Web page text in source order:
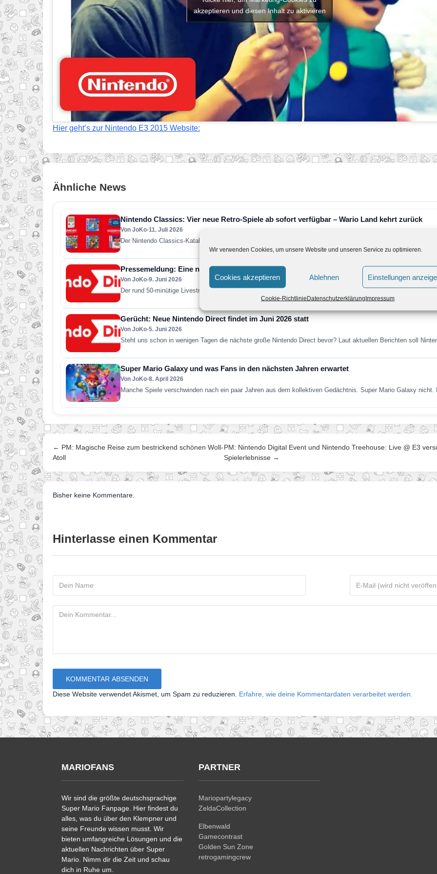
Wir verwenden Cookies, um unsere Website und unseren Service zu optimieren.
Cookies akzeptieren Ablehnen Einstellungen
Cookie-RichtlinieDatenschutzerklärungImpressum
akzeptieren und diesen Inhalt zu aktivieren
Hier geht’s zur Nintendo E3 2015 Website:
Ähnliche News
Nintendo Classics: Vier neue Retro-Spiele ab sofort verfügbar – Wario Land kehrt zurück
Von JoKo•11. Juli 2026
Der Nintendo Classics-Katalog wurde um vier weitere Retro-Klassiker erweitert. Neu verfügbar sind die
Pressemeldung: Eine neue Nintendo Direct erscheint am Dienstag, den 9. Juni
Von JoKo•9. Juni 2026
Der rund 50-minütige Livestream enthält vorwiegend Informationen zu Spielen, die dieses Jahr für Nintendo
Gerücht: Neue Nintendo Direct findet im Juni 2026 statt
Von JoKo•5. Juni 2026
Steht uns schon in wenigen Tagen die nächste große Nintendo Direct bevor? Laut aktuellen Berichten soll
Super Mario Galaxy und was Fans in den nächsten Jahren erwartet
Von JoKo•8. April 2026
Manche Spiele verschwinden nach ein paar Jahren aus dem kollektiven Gedächtnis. Super Mario Galaxy
← PM: Magische Reise zum bestrickend schönen Woll-
Atoll
PM: Nintendo Digital Event und Nintendo Treehouse: Live @ E3
Spielerlebnisse →
Bisher keine Kommentare.
Hinterlasse einen Kommentar
Diese Website verwendet Akismet, um Spam zu reduzieren. Erfahre, wie deine Kommentardaten verarbeitet werden.
MARIOFANS
Wir sind die größte deutschsprachige
Super Mario Fanpage. Hier findest du
alles, was du über den Klempner und
seine Freunde wissen musst. Wir
bieten umfangreiche Lösungen und die
aktuellen Nachrichten über Super
Mario. Nimm dir die Zeit und schau
dich in Ruhe um.
PARTNER
Mariopartylegacy
ZeldaCollection
Elbenwald
Gamecontrast
Golden Sun Zone
retrogamingcrew